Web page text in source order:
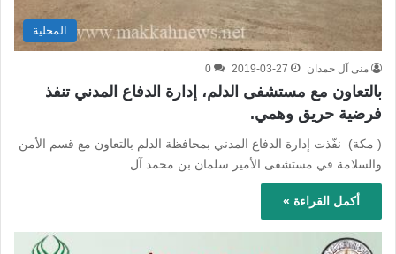
المحلية
منى آل حمدان 2019-03-27
0
بالتعاون مع مستشفى الدلم، إدارة الدفاع المدني تنفذ
فرضية حريق وهمي.
( مكة) نفّذت إدارة الدفاع المدني بمحافظة الدلم بالتعاون مع قسم الأمن
والسلامة في مستشفى الأمير سلمان بن محمد آل…
أكمل القراءة »